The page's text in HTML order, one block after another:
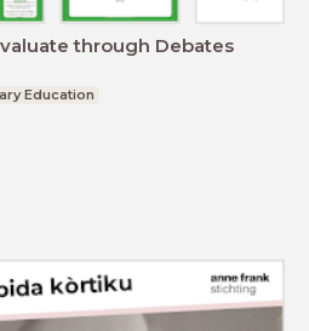
through Debates
Education